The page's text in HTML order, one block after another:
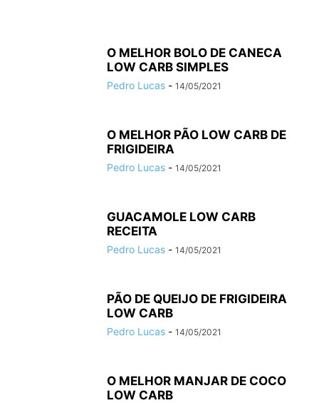
O MELHOR BOLO DE CANECA
LOW CARB SIMPLES
Pedro Lucas - 14/05/2021
O MELHOR PÃO LOW CARB DE
FRIGIDEIRA
Pedro Lucas - 14/05/2021
GUACAMOLE LOW CARB
RECEITA
Pedro Lucas - 14/05/2021
PÃO DE QUEIJO DE FRIGIDEIRA
LOW CARB
Pedro Lucas - 14/05/2021
O MELHOR MANJAR DE COCO
LOW CARB